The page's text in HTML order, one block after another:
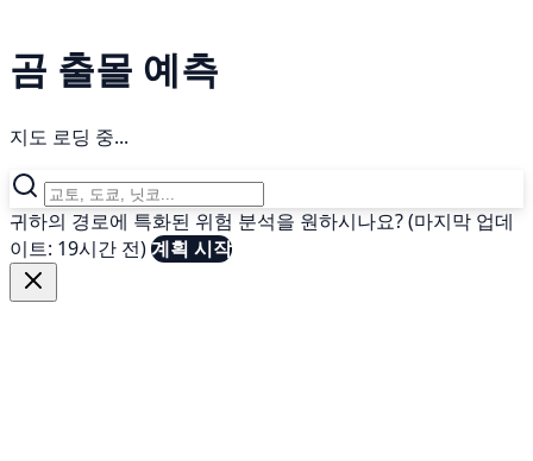
곰 출몰 예측
지도 로딩 중...
귀하의 경로에 특화된 위험 분석을 원하시나요? (마지막 업데
이트: 19시간 전)계획 시작